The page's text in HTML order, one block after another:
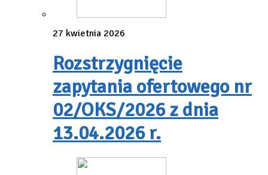
27 kwietnia 2026
Rozstrzygnięcie
zapytania ofertowego nr
02/OKS/2026 z dnia
13.04.2026 r.